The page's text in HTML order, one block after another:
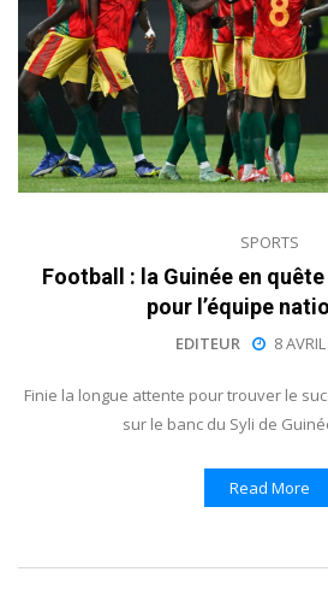
SPORTS
Football : la Guinée en
pour l’équipe
EDITEUR 8
Finie la longue attente pour trouver le
sur le banc du Syli de
Read More